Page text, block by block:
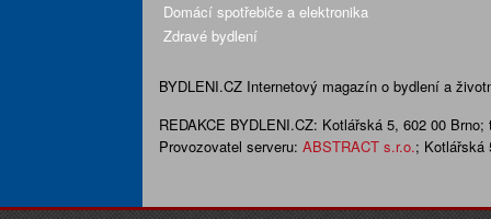
Domácí spotřebiče a elektronika
Zdravé bydlení
BYDLENI.CZ Internetový magazín o bydlení a
REDAKCE BYDLENI.CZ: Kotlářská 5, 602 00 Brno;
Provozovatel serveru: ABSTRACT s.r.o.; Kotlářská